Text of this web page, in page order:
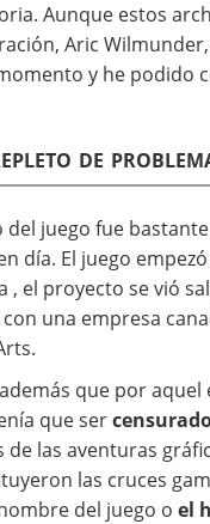
Aunque estos
Aric
y he
de
del juego fue
día. El juego
, el proyecto se vió
una empresa
que por
que ser
las aventuras
las cruces
del juego o el